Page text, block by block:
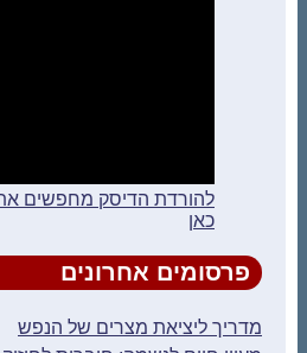
להורדת הדיסק מחפשים
כאן
פרסומים אחרונים
מדריך ליציאת מצרים של הנפש